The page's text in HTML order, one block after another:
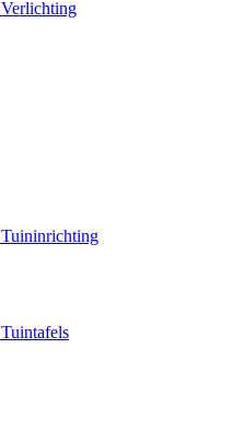
Verlichting
Tuininrichting
Tuintafels